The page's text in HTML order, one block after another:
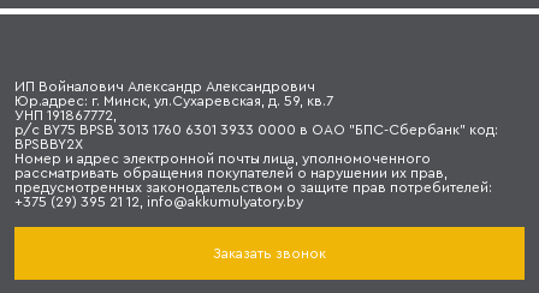
ИП Войналович Александр Александрович
Юр.адрес: г. Минск, ул.Сухаревская, д. 59, кв.7
УНП 191867772,
р/с BY75 BPSB 3013 1760 6301 3933 0000 в ОАО "БПС-Сбербанк" код:
BPSBBY2X
Номер и адрес электронной почты лица, уполномоченного
рассматривать обращения покупателей о нарушении их прав,
предусмотренных законодательством о защите прав потребителей:
+375 (29) 395 21 12, info@akkumulyatory.by
Заказать звонок